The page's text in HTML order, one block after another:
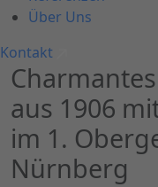
Über Uns
Kontakt
aus 1906
im 1.
Nürnberg